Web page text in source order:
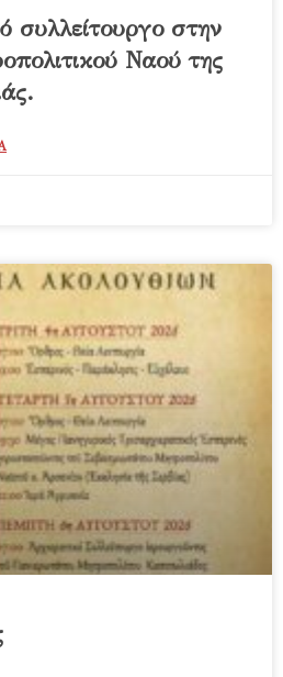
συλλείτουργο στην
Ναού της